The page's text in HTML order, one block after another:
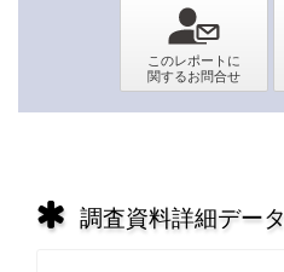
調査資料詳細データ